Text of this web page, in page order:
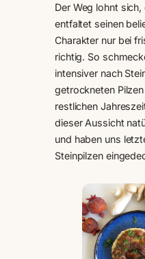
Der Weg lohnt
entfaltet seinen
Charakter nur bei
richtig. So
intensiver nach
getrockneten
restlichen
dieser Aussicht
und haben uns
Steinpilzen